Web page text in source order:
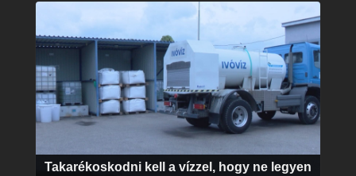
Takarékoskodni kell a vízzel, hogy ne legyen